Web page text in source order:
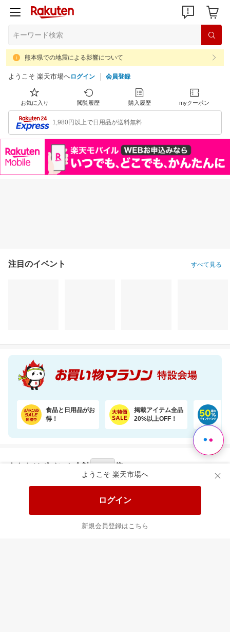
熊本県での地震による影響について
ようこそ 楽天市場へログイン 会員登録
お気に入り 閲覧履歴 購入履歴 myクーポン
1,980円以上で日用品が送料無料
ようこそ 楽天市場へ
ログイン
新規会員登録はこちら
注目のイベント すべて見る
食品と日用品がお
得！
掲載アイテム全品
20%以上OFF！
あなたはポイント 合計 倍